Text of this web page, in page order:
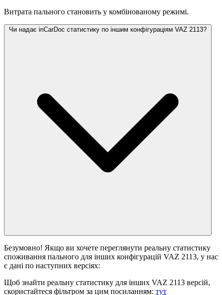
Витрата пального становить у комбінованому режимі.
Чи надає inCarDoc статистику по іншим конфігураціям VAZ 2113?
Безумовно! Якщо ви хочете переглянути реальну статистику
споживання пального для інших конфігурацій VAZ 2113, у нас
є дані по наступних версіях:
Щоб знайти реальну статистику для інших VAZ 2113 версій,
скористайтеся фільтром за цим посиланням: тут